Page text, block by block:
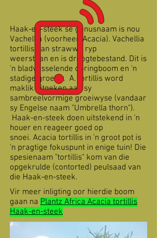
Haak-en-steek se genusnaam is nou
Vachellia (voorheen Acacia). Vachellia
tortillis kan strawwe ryp
weerstaan en is droogtebestand. Dit is
'n bladwisselende doringboom en 'n
stadige groeier. A. tortillis word
maklik uitgeken aan sy
sambreelvormige groeiwyse (vandaar
sy Engelse naam "Umbrella thorn").
Haak-en-steek doen uitstekend in 'n
houer en reageer goed op
snoei. Acacia tortillis in 'n groot pot is
'n pragtige fokuspunt in enige tuin! Die
spesienaam "tortillis" kom van die
opgekrulde (contorted) peulsaad van
die Haak-en-steek.
Vir meer inligting oor hierdie boom
gaan na Plantz Africa Acacia tortillis
Haak-en-steek